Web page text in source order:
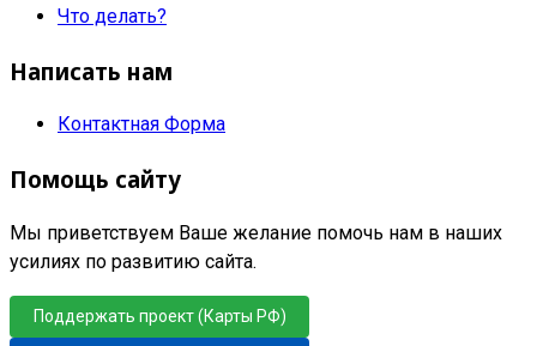
Что делать?
Написать нам
Контактная Форма
Помощь сайту
Мы приветствуем Ваше желание помочь нам в наших
усилиях по развитию сайта.
Поддержать проект (Карты РФ)